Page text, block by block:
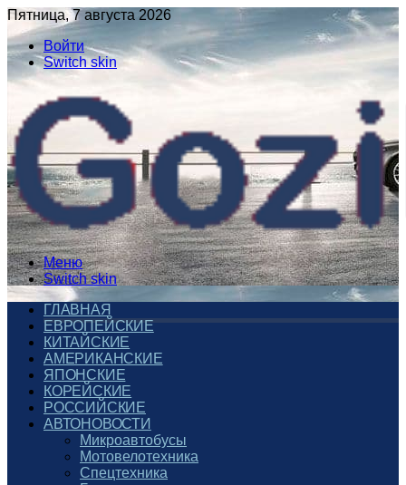
Пятница, 7 августа 2026
Войти
Switch skin
Меню
Switch skin
ГЛАВНАЯ
ЕВРОПЕЙСКИЕ
КИТАЙСКИЕ
АМЕРИКАНСКИЕ
ЯПОНСКИЕ
КОРЕЙСКИЕ
РОССИЙСКИЕ
АВТОНОВОСТИ
Микроавтобусы
Мотовелотехника
Спецтехника